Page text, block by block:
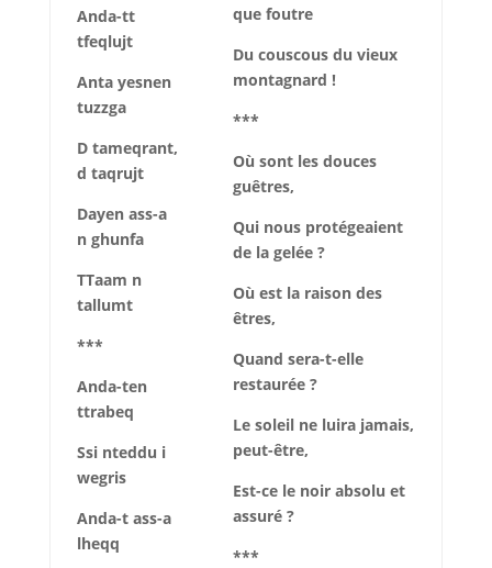
Anda-tt
tfeqlujt
Anta yesnen
tuzzga
D tameqrant,
d taqrujt
Dayen ass-a
n ghunfa
TTaam n
tallumt
***
Anda-ten
ttrabeq
Ssi nteddu i
wegris
Anda-t ass-a
lheqq
que foutre
Du couscous du vieux
montagnard !
***
Où sont les douces
guêtres,
Qui nous protégeaient
de la gelée ?
Où est la raison des
êtres,
Quand sera-t-elle
restaurée ?
Le soleil ne luira jamais,
peut-être,
Est-ce le noir absolu et
assuré ?
***